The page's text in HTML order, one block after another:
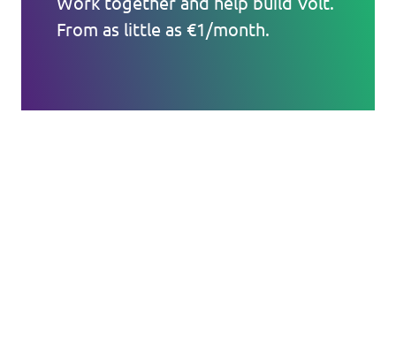
From as little as €1/month.